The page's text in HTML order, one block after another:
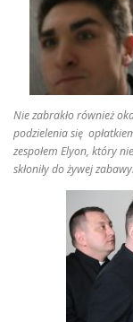
Nie zabrakło również
podzielenia się
zespołem Elyon, który
skłoniły do żywej zabawy.